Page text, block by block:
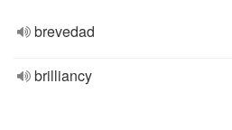
brevedad
brilliancy